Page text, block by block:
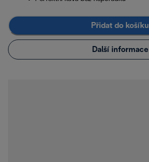
Přidat do košíku
Další informace